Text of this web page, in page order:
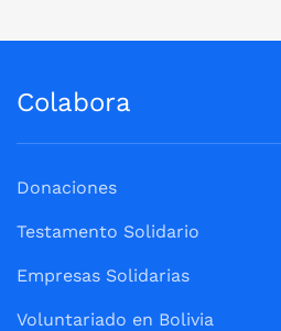
Colabora
Donaciones
Testamento Solidario
Empresas Solidarias
Voluntariado en Bolivia